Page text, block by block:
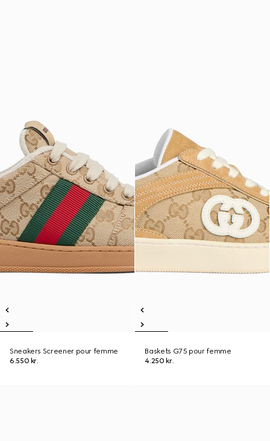
Sneakers Screener pour femme
6.550 kr.
Baskets G75 pour femme
4.250 kr.